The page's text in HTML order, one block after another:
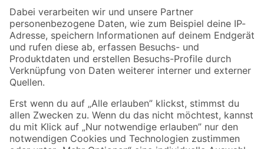
Zahlungsarten Versandarten
Sicher einkaufen
Jetzt die toom-App herunterladen